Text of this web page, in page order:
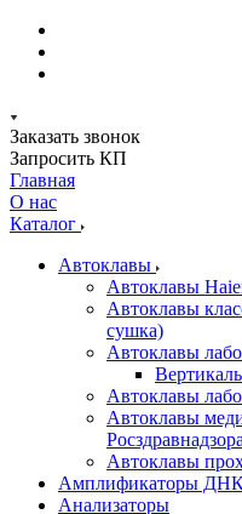
Заказать звонок
Запросить КП
Главная
О нас
Каталог
Автоклавы
Автоклавы
Автоклавы
сушка)
Автоклавы
Автоклавы
Автоклавы
Автоклавы
Амплификаторы
Анализаторы